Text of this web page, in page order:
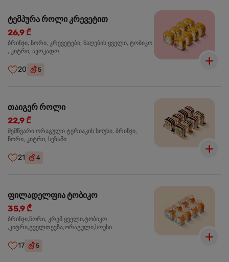
ტემპურა როლი კრევეტით
26,9 ₾
ბრინჯი, ნორი, კრევეტები, ნაღების ყველი, ტობიკო
, კიტრი, ავოკადო
20 5
თაიგერ როლი
22,9 ₾
შემწვარი ორაგული ტერიაკის სოუსი, ბრინჯი,
ნორი, კიტრი, სეზამი
21 4
ფილადელფია ტობიკო
35,9 ₾
ბრინჯი,ნორი, კრემ ყველი,ტობიკო
,კიტრი,გველთევზა,ორაგული,სოუსი
17 5